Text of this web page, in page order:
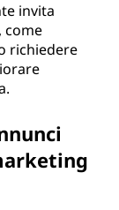
invita
come
richiedere